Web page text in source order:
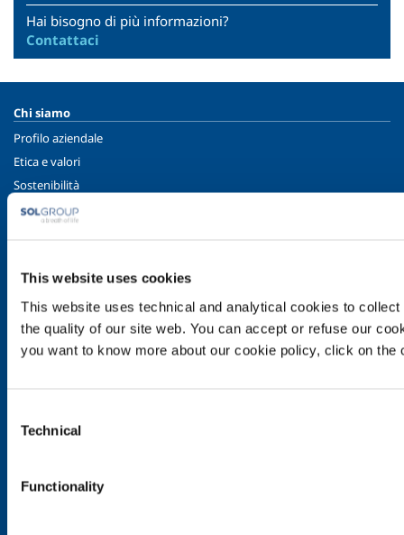
This website uses cookies
This website uses technical and analytical cookies to
the quality of our site web. You can accept or refuse our
you want to know more about our cookie policy, click on
Selection
Technical
Functionality
Hai bisogno di più informazioni?
Contattaci
Chi siamo
Profilo aziendale
Etica e valori
Sostenibilità
Sicurezza, ambiente e qualità
Food & Beverage
Chemistry & Pharma